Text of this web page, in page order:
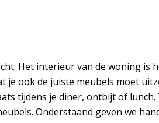
Het interieur van de woning is
je ook de juiste meubels moet
tijdens je diner, ontbijt of lunch.
Onderstaand geven we